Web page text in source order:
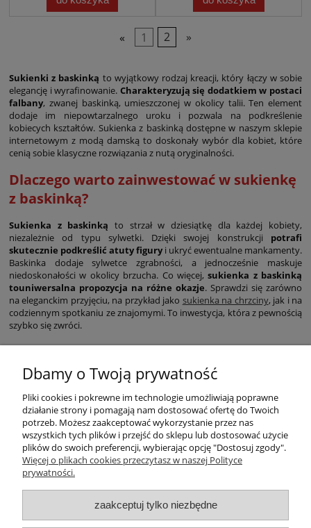
« 1 2 »
Sukienki z baskinką to wyjątkowy rodzaj kreacji, który łączy w sobie
elegancję i wyrafinowanie. Charakteryzują się dodatkiem w postaci
falbany, zwanej baskinką, umieszczonej w okolicy talii. Ten element
dodaje im niepowtarzalnego uroku i pozwala na podkreślenie
kobiecych kształtów. Sukienka z baskinką dostępne w naszym sklepie
internetowym z modą damską to doskonały wybór dla kobiet, które
cenią sobie klasyczne rozwiązania z nutą oryginalności.
Dlaczego warto zainwestować w sukienkę
z baskinką?
Sukienka z baskinką to strzał w dziesiątkę dla każdej kobiety,
niezależnie od typu sylwetki. Dzięki swojej konstrukcji potrafi
skutecznie podkreślić atuty figuryi ukryć ewentualne mankamenty.
Baskinka dodaje sylwetce zgrabności, a jednocześnie maskuje
niedoskonałości w okolicy brzucha. Co więcej,sukienka z baskinką
touniwersalna propozycja na różne okazje. Sprawdzi się zarówno
na eleganckim przyjęciu, na przykład jako sukienka na chrzciny, jak i na
codziennym spotkaniu ze znajomymi. To inwestycja, która z pewnością
szybko się zwróci.
Warunki zakupów
Moje konto
Płatności i dostawa
Dbamy o Twoją prywatność
Pliki cookies i pokrewne im technologie umożliwiają poprawne
działanie strony i pomagają nam dostosować ofertę do Twoich
potrzeb. Możesz zaakceptować wykorzystanie przez nas
wszystkich tych plików i przejść do sklepu lub dostosować użycie
plików do swoich preferencji, wybierając opcję "Dostosuj zgody".
Więcej o plikach cookies przeczytasz w naszej Polityce
prywatności.
zaakceptuj tylko niezbędne